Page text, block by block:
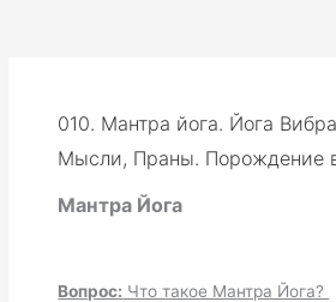
010. Мантра йога. Йога
Мысли, Праны. Порождение
Мантра Йога
Вопрос: Что такое Мантра Йога?